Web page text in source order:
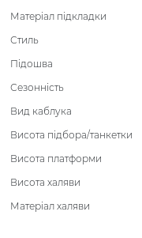
Матеріал підкладки
Стиль
Підошва
Сезонність
Вид каблука
Висота підбора/танкетки
Висота платформи
Висота халяви
Матеріал халяви